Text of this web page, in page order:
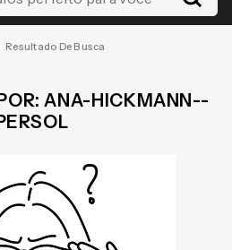
ANA-HICKMANN--